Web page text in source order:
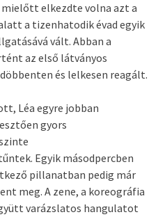
elkezdte volna azt a
a tizenhatodik évad egyik
vált. Abban a
az első látványos
és lelkesen reagált.
Léa egyre jobban
gyors
Egyik másodpercben
pillanatban pedig már
meg. A zene, a koreográfia
varázslatos hangulatot